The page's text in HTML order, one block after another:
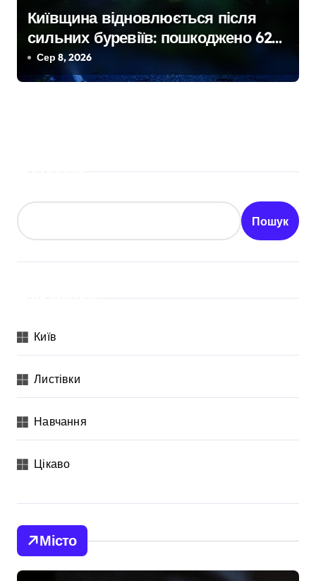
Київщина відновлюється після
сильних буревіїв: пошкоджено 62
будинки, понад 18 тисяч родин
залишились без електрики
Сер 8, 2026
Пошук
Київ
Листівки
Навчання
Цікаво
Місто